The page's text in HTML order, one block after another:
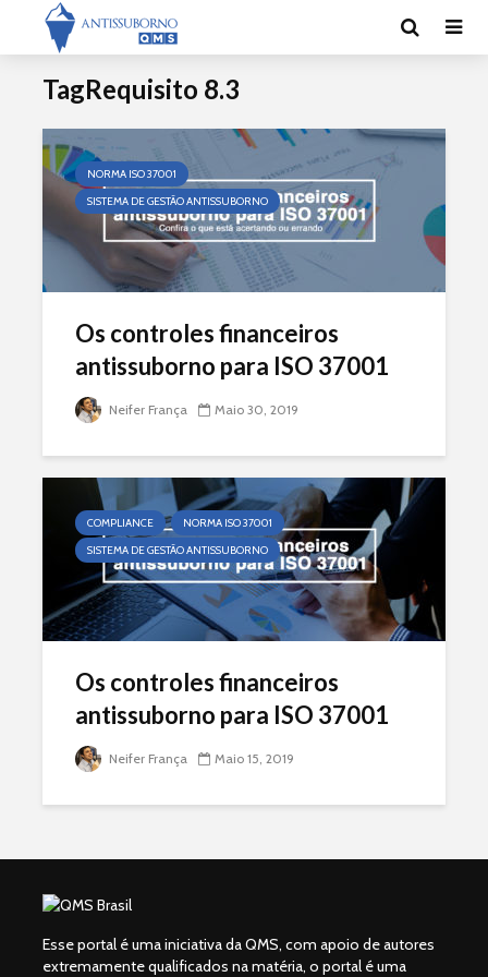
TagRequisito 8.3
NORMA ISO 37001
SISTEMA DE GESTÃO ANTISSUBORNO
Os controles financeiros
antissuborno para ISO 37001
Neifer França Maio 30, 2019
COMPLIANCE
NORMA ISO 37001
SISTEMA DE GESTÃO ANTISSUBORNO
Os controles financeiros
antissuborno para ISO 37001
Neifer França Maio 15, 2019
Esse portal é uma iniciativa da QMS, com apoio de autores
extremamente qualificados na matéria, o portal é uma